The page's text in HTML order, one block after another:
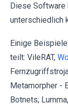
Diese Software
unterschiedlich
Einige
teilt: VileRAT,
Metamorpher -
Botnets; Lumma,